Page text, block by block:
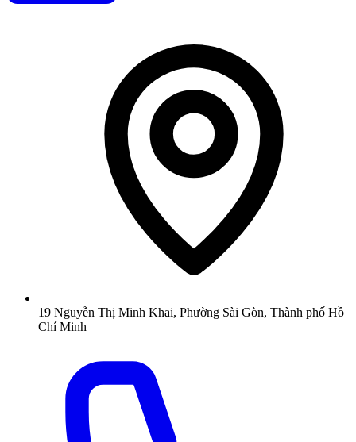
19 Nguyễn Thị Minh Khai, Phường Sài Gòn, Thành phố Hồ
Chí Minh